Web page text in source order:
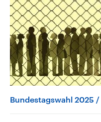
Bundestagswahl 2025